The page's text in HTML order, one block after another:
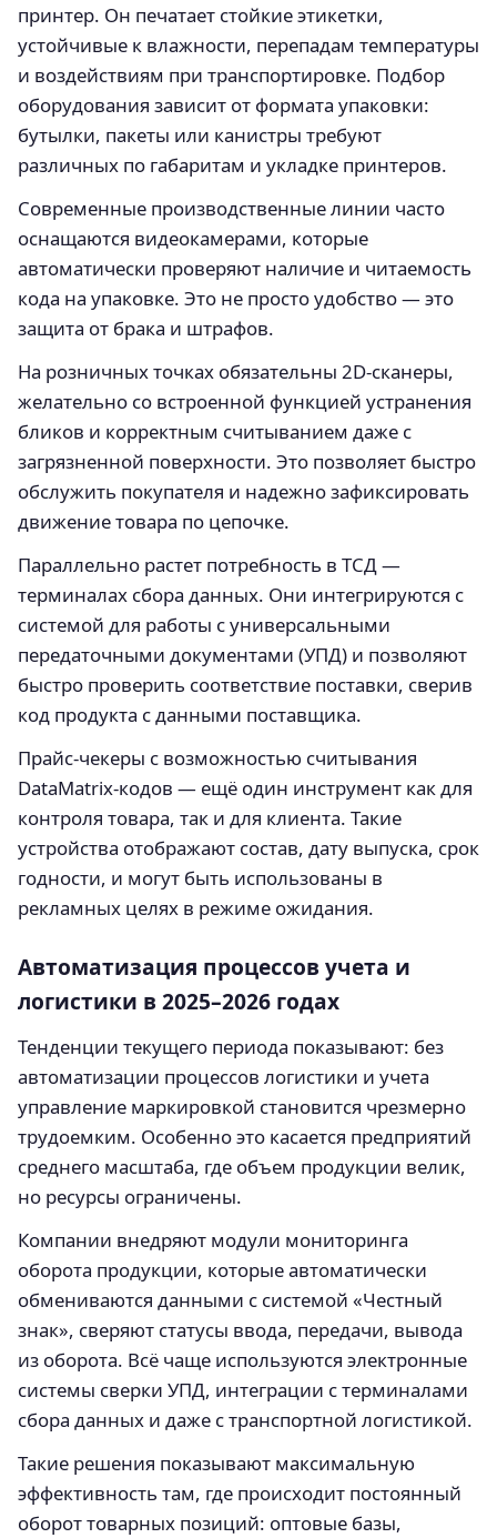
принтер. Он печатает стойкие этикетки,
устойчивые к влажности, перепадам температуры
и воздействиям при транспортировке. Подбор
оборудования зависит от формата упаковки:
бутылки, пакеты или канистры требуют
различных по габаритам и укладке принтеров.
Современные производственные линии часто
оснащаются видеокамерами, которые
автоматически проверяют наличие и читаемость
кода на упаковке. Это не просто удобство — это
защита от брака и штрафов.
На розничных точках обязательны 2D-сканеры,
желательно со встроенной функцией устранения
бликов и корректным считыванием даже с
загрязненной поверхности. Это позволяет быстро
обслужить покупателя и надежно зафиксировать
движение товара по цепочке.
Параллельно растет потребность в ТСД —
терминалах сбора данных. Они интегрируются с
системой для работы с универсальными
передаточными документами (УПД) и позволяют
быстро проверить соответствие поставки, сверив
код продукта с данными поставщика.
Прайс-чекеры с возможностью считывания
DataMatrix-кодов — ещё один инструмент как для
контроля товара, так и для клиента. Такие
устройства отображают состав, дату выпуска, срок
годности, и могут быть использованы в
рекламных целях в режиме ожидания.
Автоматизация процессов учета и
логистики в 2025–2026 годах
Тенденции текущего периода показывают: без
автоматизации процессов логистики и учета
управление маркировкой становится чрезмерно
трудоемким. Особенно это касается предприятий
среднего масштаба, где объем продукции велик,
но ресурсы ограничены.
Компании внедряют модули мониторинга
оборота продукции, которые автоматически
обмениваются данными с системой «Честный
знак», сверяют статусы ввода, передачи, вывода
из оборота. Всё чаще используются электронные
системы сверки УПД, интеграции с терминалами
сбора данных и даже с транспортной логистикой.
Такие решения показывают максимальную
эффективность там, где происходит постоянный
оборот товарных позиций: оптовые базы,